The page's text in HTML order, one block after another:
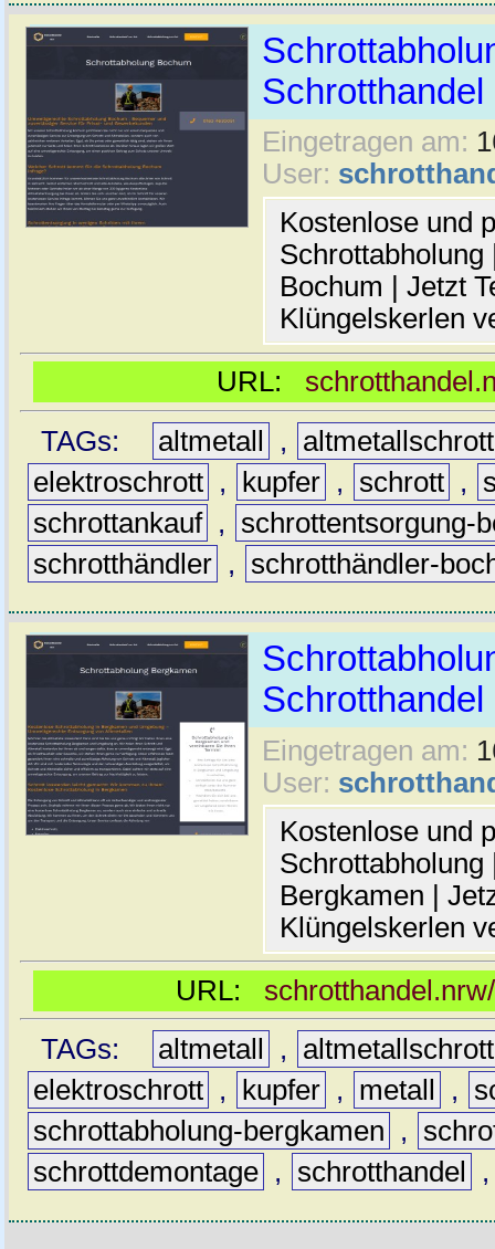
Schrotthandel
Eingetragen am:
User:
Kostenlose und
Bochum | Jetzt
Klüngelskerlen
URL:
TAGs:
altmetall ,
elektroschrott , kupfer , schrott ,
schrottankauf ,
schrottentsorgung-
schrotthändler , schrotthändler-
Schrotthandel
Eingetragen am:
User:
Kostenlose und
Bergkamen |
Klüngelskerlen
URL:
TAGs:
altmetall ,
altmetallschrott
elektroschrott , kupfer , metall ,
schrottabholung-bergkamen
,
schrottdemontage , schrotthandel